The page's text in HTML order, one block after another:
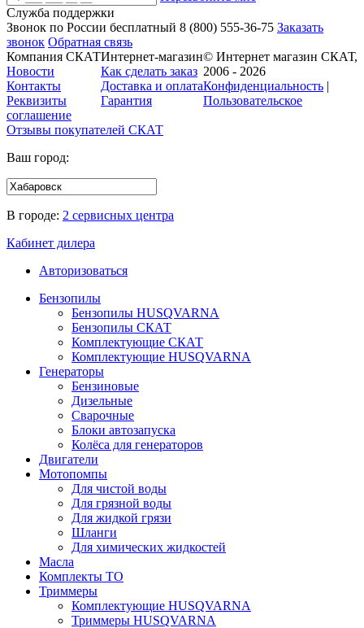
Служба поддержки
Звонок по России бесплатный 8 (800) 555-36-75 Заказать
звонок Обратная связь
Компания СКАТ
Новости
Контакты
Реквизиты
Интернет-магазин
Как сделать заказ
Доставка и оплата
Гарантия
© Интернет магазин СКАТ,
2006 - 2026
Конфиденциальность |
Пользовательское
соглашение
Отзывы покупателей СКАТ
Ваш город:
В городе: 2 сервисных центра
Кабинет дилера
Авторизоваться
Бензопилы
Бензопилы HUSQVARNA
Бензопилы СКАТ
Комплектующие СКАТ
Комплектующие HUSQVARNA
Генераторы
Бензиновые
Дизельные
Сварочные
Блоки автозапуска
Колёса для генераторов
Двигатели
Мотопомпы
Для чистой воды
Для грязной воды
Для жидкой грязи
Шланги
Для химических жидкостей
Масла
Комплекты ТО
Триммеры
Комплектующие HUSQVARNA
Триммеры HUSQVARNA